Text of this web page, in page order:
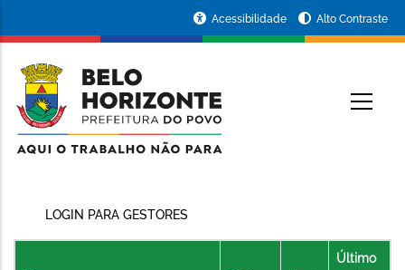
conteúdo
principal
da
Prefeitura
de
Horizonte
Acessibilidade Alto Contraste
LOGIN PARA GESTORES
Último